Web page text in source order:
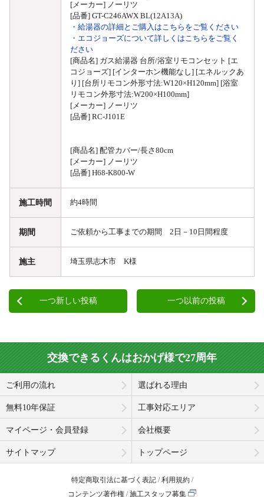
[メーカー] ノーリツ
[品番] GT-C246AWX BL(12A13A)
・給湯器の詳細とご購入はこちらをご覧ください
・エコジョーズについて詳しくはこちらをご覧く
ださい
[商品名] ガス給湯器 台所/浴室リモコンセット [エ
コジョーズ] [インターホン機能なし] [エネルックあ
り] [台所リモコン外形寸法:W120×H120mm] [浴室
リモコン外形寸法:W200×H100mm]
[メーカー] ノーリツ
[品番] RC-J101E
[商品名] 配管カバー/長さ80cm
[メーカー] ノーリツ
[品番] H68-K800-W
施工時間 約4時間
期間 ご依頼から工事までの期間 2日－10日間程度
施主 埼玉県志木市 K様
一つ新しい投稿 一つ以前の投稿
交換できるくんはおかげ様で27周年
ご利用の流れ 選ばれる理由
無料10年保証 工事対応エリア
マイページ・会員登録 会社概要
サイトマップ トップページ
特定商取引法に基づく表記
利用規約
コンテンツ著作権
施工スタッフ募集